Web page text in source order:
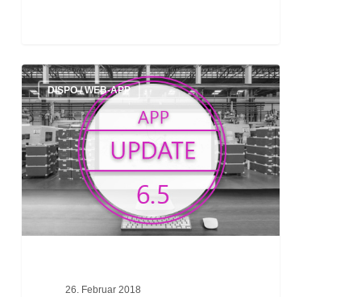
Update:
Version
6.5
DISPO / WEB-APP
26. Februar 2018